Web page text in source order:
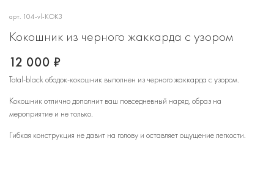
арт. 104-vl-KOK3
Кокошник из черного жаккарда с узором
12 000 ₽
Total-black ободок-кокошник выполнен из черного жаккарда с узором.
Кокошник отлично дополнит ваш повседневный наряд, образ на
мероприятие и не только.
Гибкая конструкция не давит на голову и оставляет ощущение легкости.